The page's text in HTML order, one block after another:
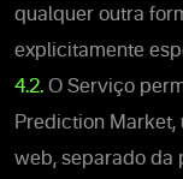
qualquer outra
explicitamente
4.2. O Serviço
Prediction Market,
web, separado da